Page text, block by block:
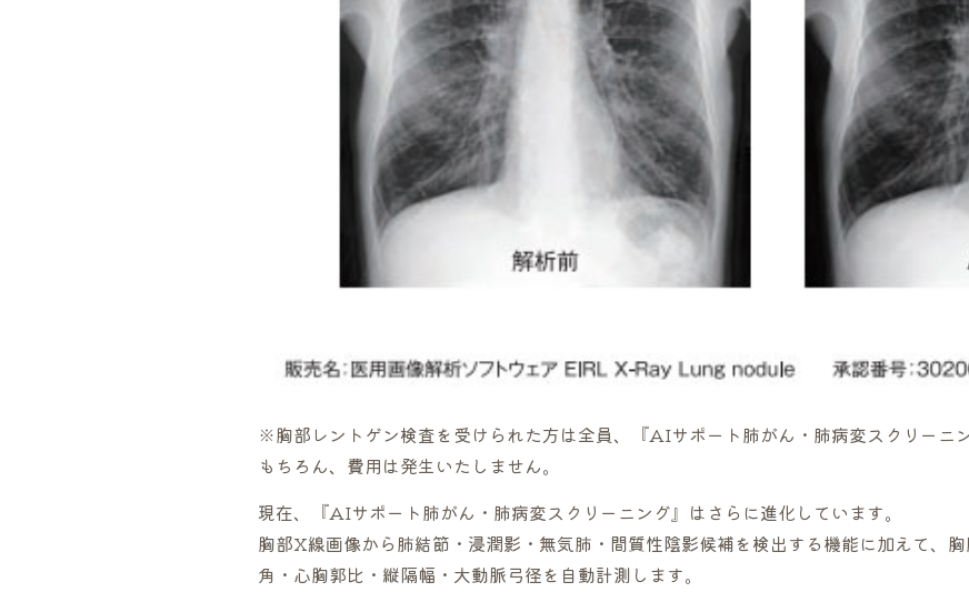
※胸部レントゲン検査を受けられた方は全員、『AIサポート肺がん・肺病変スクリーニ
もちろん、費用は発生いたしません。
現在、『AIサポート肺がん・肺病変スクリーニング』はさらに進化しています。
胸部X線画像から肺結節・浸潤影・無気肺・間質性陰影候補を検出する機能に加えて、
角・心胸郭比・縦隔幅・大動脈弓径を自動計測します。